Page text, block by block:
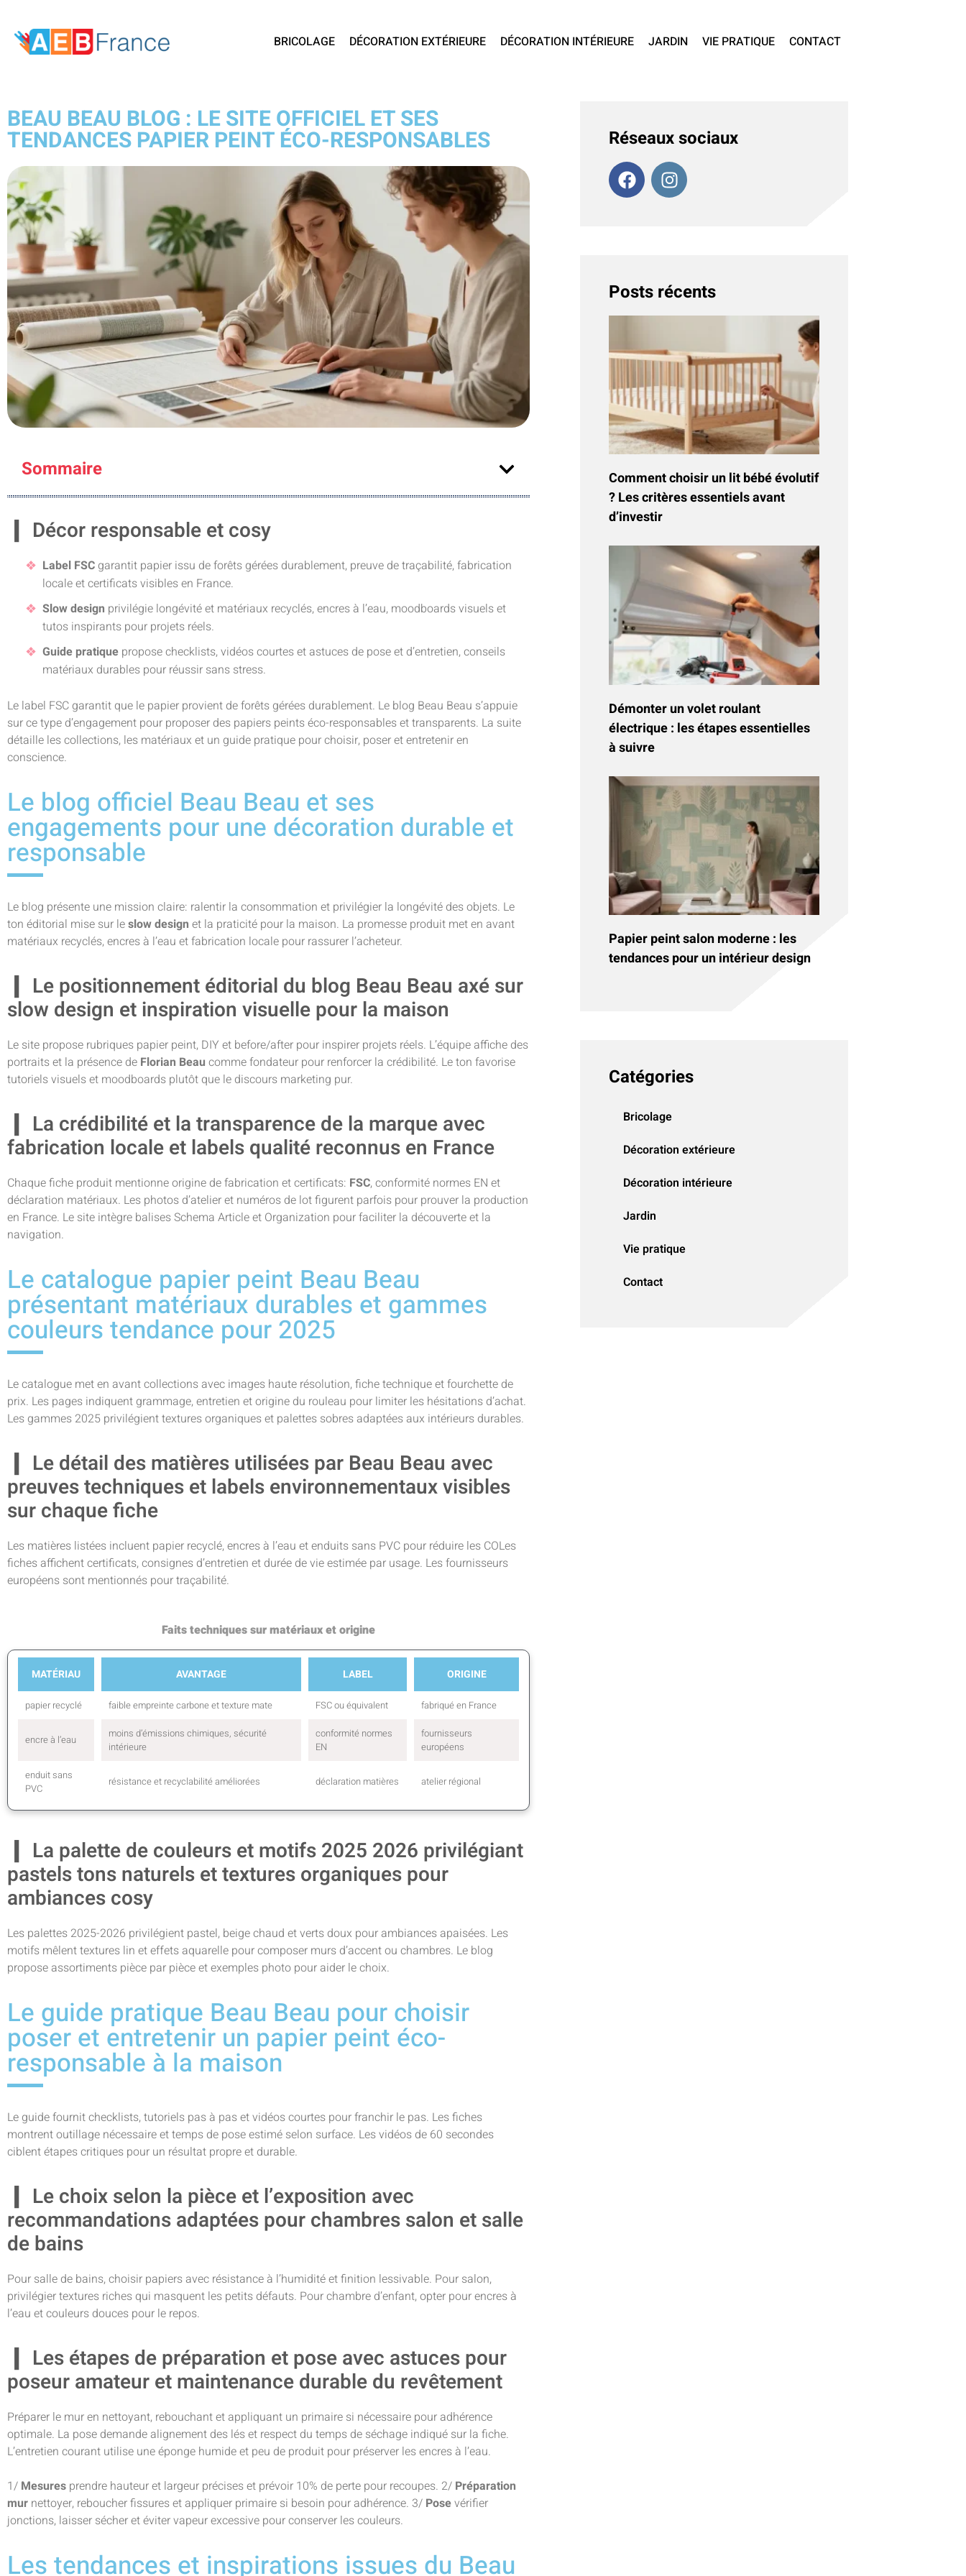
BRICOLAGE DÉCORATION EXTÉRIEURE DÉCORATION INTÉRIEURE JARDIN VIE PRATIQUE CONTACT
BEAU BEAU BLOG : LE SITE OFFICIEL ET SES
TENDANCES PAPIER PEINT ÉCO-RESPONSABLES
Sommaire
Décor responsable et cosy
Label FSC garantit papier issu de forêts gérées durablement, preuve de traçabilité, fabrication
locale et certificats visibles en France.
Slow design privilégie longévité et matériaux recyclés, encres à l’eau, moodboards visuels et
tutos inspirants pour projets réels.
Guide pratique propose checklists, vidéos courtes et astuces de pose et d’entretien, conseils
matériaux durables pour réussir sans stress.
Le label FSC garantit que le papier provient de forêts gérées durablement. Le blog Beau Beau s’appuie
sur ce type d’engagement pour proposer des papiers peints éco-responsables et transparents. La suite
détaille les collections, les matériaux et un guide pratique pour choisir, poser et entretenir en
conscience.
Le blog officiel Beau Beau et ses
engagements pour une décoration durable et
responsable
Le blog présente une mission claire: ralentir la consommation et privilégier la longévité des objets. Le
ton éditorial mise sur leslow design et la praticité pour la maison. La promesse produit met en avant
matériaux recyclés, encres à l’eau et fabrication locale pour rassurer l’acheteur.
Le positionnement éditorial du blog Beau Beau axé sur
slow design et inspiration visuelle pour la maison
Le site propose rubriques papier peint, DIY et before/after pour inspirer projets réels. L’équipe affiche des
portraits et la présence de Florian Beau comme fondateur pour renforcer la crédibilité. Le ton favorise
tutoriels visuels et moodboards plutôt que le discours marketing pur.
La crédibilité et la transparence de la marque avec
fabrication locale et labels qualité reconnus en France
Chaque fiche produit mentionne origine de fabrication et certificats: FSC, conformité normes EN et
déclaration matériaux. Les photos d’atelier et numéros de lot figurent parfois pour prouver la production
en France. Le site intègre balises Schema Article et Organization pour faciliter la découverte et la
navigation.
Le catalogue papier peint Beau Beau
présentant matériaux durables et gammes
couleurs tendance pour 2025
Le catalogue met en avant collections avec images haute résolution, fiche technique et fourchette de
prix. Les pages indiquent grammage, entretien et origine du rouleau pour limiter les hésitations d’achat.
Les gammes 2025 privilégient textures organiques et palettes sobres adaptées aux intérieurs durables.
Le détail des matières utilisées par Beau Beau avec
preuves techniques et labels environnementaux visibles
sur chaque fiche
Les matières listées incluent papier recyclé, encres à l’eau et enduits sans PVC pour réduire les COLes
fiches affichent certificats, consignes d’entretien et durée de vie estimée par usage. Les fournisseurs
européens sont mentionnés pour traçabilité.
Faits techniques sur matériaux et origine
MATÉRIAU AVANTAGE LABEL ORIGINE
papier recyclé faible empreinte carbone et texture mate FSC ou équivalent fabriqué en France
encre à l’eau
moins d’émissions chimiques, sécurité
intérieure
conformité normes
EN
fournisseurs
européens
enduit sans
PVC
résistance et recyclabilité améliorées déclaration matières atelier régional
La palette de couleurs et motifs 2025 2026 privilégiant
pastels tons naturels et textures organiques pour
ambiances cosy
Les palettes 2025-2026 privilégient pastel, beige chaud et verts doux pour ambiances apaisées. Les
motifs mêlent textures lin et effets aquarelle pour composer murs d’accent ou chambres. Le blog
propose assortiments pièce par pièce et exemples photo pour aider le choix.
Le guide pratique Beau Beau pour choisir
poser et entretenir un papier peint éco-
responsable à la maison
Le guide fournit checklists, tutoriels pas à pas et vidéos courtes pour franchir le pas. Les fiches
montrent outillage nécessaire et temps de pose estimé selon surface. Les vidéos de 60 secondes
ciblent étapes critiques pour un résultat propre et durable.
Le choix selon la pièce et l’exposition avec
recommandations adaptées pour chambres salon et salle
de bains
Pour salle de bains, choisir papiers avec résistance à l’humidité et finition lessivable. Pour salon,
privilégier textures riches qui masquent les petits défauts. Pour chambre d’enfant, opter pour encres à
l’eau et couleurs douces pour le repos.
Les étapes de préparation et pose avec astuces pour
poseur amateur et maintenance durable du revêtement
Préparer le mur en nettoyant, rebouchant et appliquant un primaire si nécessaire pour adhérence
optimale. La pose demande alignement des lés et respect du temps de séchage indiqué sur la fiche.
L’entretien courant utilise une éponge humide et peu de produit pour préserver les encres à l’eau.
1/ Mesures prendre hauteur et largeur précises et prévoir 10% de perte pour recoupes. 2/ Préparation
mur nettoyer, reboucher fissures et appliquer primaire si besoin pour adhérence. 3/ Posevérifier
jonctions, laisser sécher et éviter vapeur excessive pour conserver les couleurs.
Les tendances et inspirations issues du Beau
Réseaux sociaux
Posts récents
Comment choisir un lit bébé évolutif
? Les critères essentiels avant
d’investir
Démonter un volet roulant
électrique : les étapes essentielles
à suivre
Papier peint salon moderne : les
tendances pour un intérieur design
Catégories
Bricolage
Décoration extérieure
Décoration intérieure
Jardin
Vie pratique
Contact